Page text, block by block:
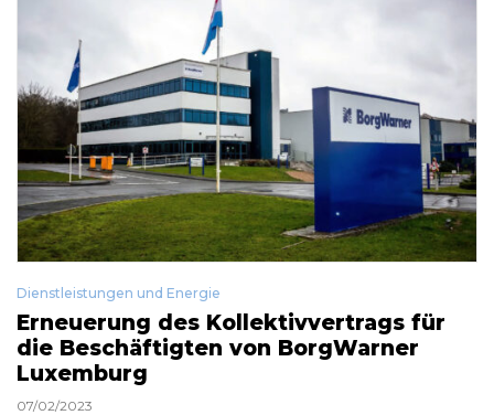
Dienstleistungen und Energie
Erneuerung des Kollektivvertrags für
die Beschäftigten von BorgWarner
Luxemburg
07/02/2023